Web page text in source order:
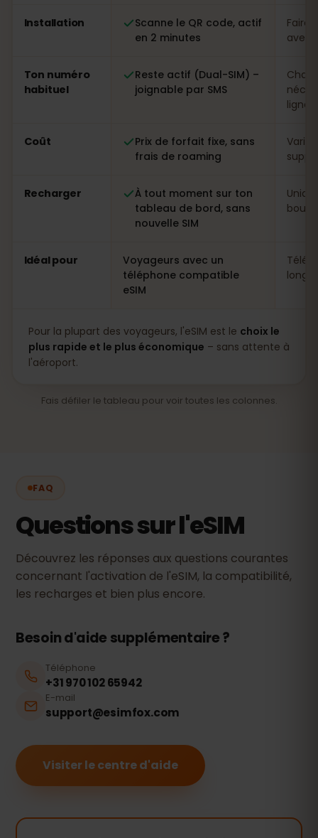
Installation
Scanne le QR code, actif
en 2 minutes
Faire
avec
Ton numéro
habituel
Reste actif (Dual-SIM) –
joignable par SMS
ligne
Coût
Prix de forfait fixe, sans
frais de roaming
Recharger
À tout moment sur ton
tableau de bord, sans
nouvelle SIM
Idéal pour
Voyageurs avec un
téléphone compatible
eSIM
longs
Pour la plupart des voyageurs, l'eSIM est le choix le
plus rapide et le plus économique – sans attente à
l'aéroport.
Fais défiler le tableau pour voir toutes les colonnes.
FAQ
Questions sur l'eSIM
Découvrez les réponses aux questions courantes
concernant l'activation de l'eSIM, la compatibilité,
les recharges et bien plus encore.
Besoin d'aide supplémentaire ?
Téléphone
+31 970 102 65942
E-mail
support@esimfox.com
Visiter le centre d'aide